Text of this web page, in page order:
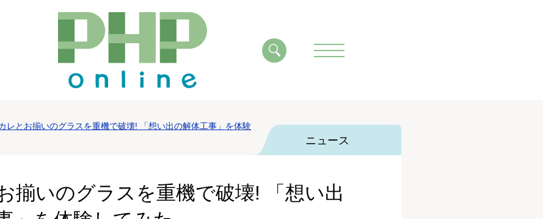
レとお揃いのグラスを重機で破壊! 「想い出の解体工事」を体験
ニュース
揃いのグラスを重機で破壊! 「想い出